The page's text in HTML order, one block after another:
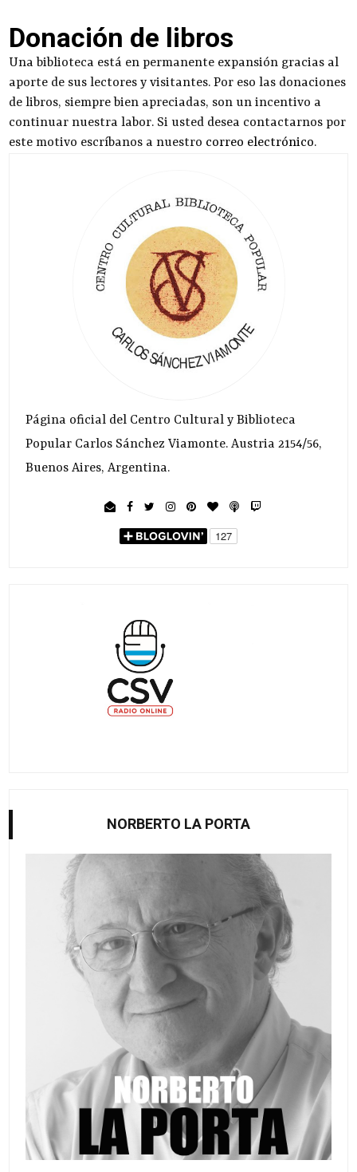
Donación de libros
Una biblioteca está en permanente expansión gracias al
aporte de sus lectores y visitantes. Por eso las donaciones
de libros, siempre bien apreciadas, son un incentivo a
continuar nuestra labor. Si usted desea contactarnos por
este motivo escríbanos a nuestro correo electrónico.
Página oficial del Centro Cultural y Biblioteca
Popular Carlos Sánchez Viamonte. Austria 2154/56,
Buenos Aires, Argentina.
NORBERTO LA PORTA